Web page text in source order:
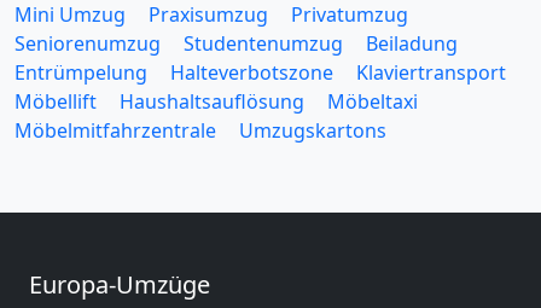
Mini Umzug
Praxisumzug
Privatumzug
Seniorenumzug
Studentenumzug
Beiladung
Entrümpelung
Halteverbotszone
Klaviertransport
Möbellift
Haushaltsauflösung
Möbeltaxi
Möbelmitfahrzentrale
Umzugskartons
Europa-Umzüge